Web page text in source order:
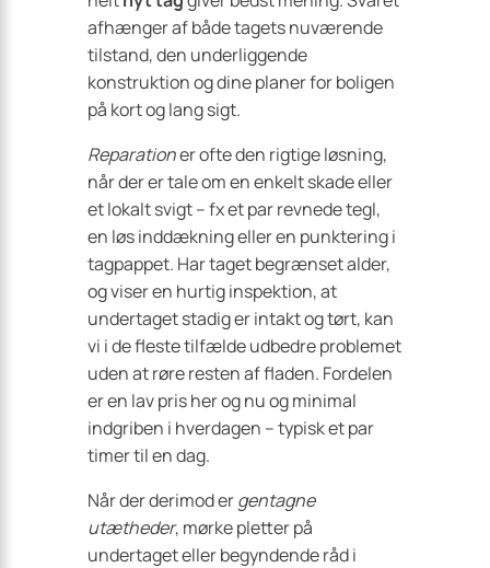
afhænger af både tagets nuværende
tilstand, den underliggende
konstruktion og dine planer for boligen
på kort og lang sigt.
Reparationer ofte den rigtige løsning,
når der er tale om en enkelt skade eller
et lokalt svigt – fx et par revnede tegl,
en løs inddækning eller en punktering i
tagpappet. Har taget begrænset alder,
og viser en hurtig inspektion, at
undertaget stadig er intakt og tørt, kan
vi i de fleste tilfælde udbedre problemet
uden at røre resten af fladen. Fordelen
er en lav pris her og nu og minimal
indgriben i hverdagen – typisk et par
timer til en dag.
Når der derimod ergentagne
utætheder, mørke pletter på
undertaget eller begyndende råd i